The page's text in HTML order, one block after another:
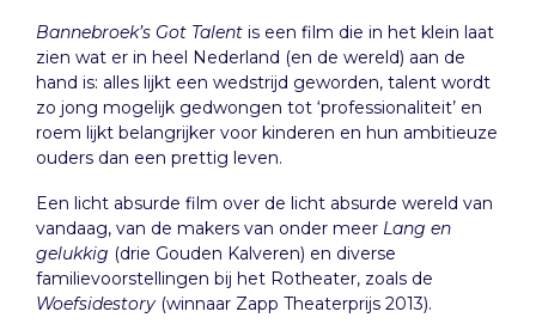
Bannebroek’s Got Talent is een film die in het klein laat
zien wat er in heel Nederland (en de wereld) aan de
hand is: alles lijkt een wedstrijd geworden, talent wordt
zo jong mogelijk gedwongen tot ‘professionaliteit’ en
roem lijkt belangrijker voor kinderen en hun ambitieuze
ouders dan een prettig leven.
Een licht absurde film over de licht absurde wereld van
vandaag, van de makers van onder meer Lang en
gelukkig (drie Gouden Kalveren) en diverse
familievoorstellingen bij het Rotheater, zoals de
Woefsidestory (winnaar Zapp Theaterprijs 2013).